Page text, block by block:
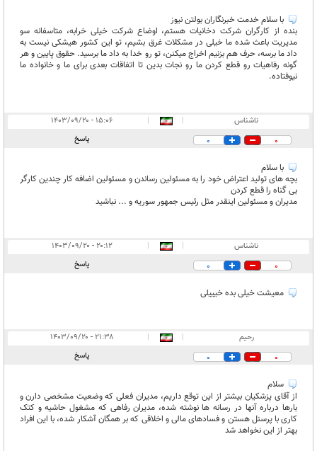
با سلام خدمت خبرنگاران بولتن نیوز
بنده از کارگران شرکت دخانیات هستم، اوضاع شرکت خیلی خرابه، متاسفانه سو
مدیریت باعث شده ما خیلی در مشکلات غرق بشیم، تو این کشور هیشکی نیست به
داد ما برسه، حرف هم بزنیم اخراج میکنن، تو رو خدا به داد ما برسید. حقوق پایین و هر
گونه رفاهیات رو قطع کردن ما رو نجات بدین تا اتفاقات بعدی برای ما و خانواده ما
نیوفتاده.
ناشناس |
|
۱۵:۰۶ - ۱۴۰۳/۰۹/۲۰
0
0 پاسخ
با سلام
بچه های تولید اعتراض خود را به مسئولین رساندن و مسئولین اضافه کار چندین کارگر
بی گناه را قطع کردن
مدیران و مسئولین اینقدر مثل رئیس جمهور سوریه و ... نباشید
ناشناس |
|
۲۰:۱۲ - ۱۴۰۳/۰۹/۲۰
0
0 پاسخ
معیشت خیلی بده خیییلی
رحیم |
|
۲۱:۳۸ - ۱۴۰۳/۰۹/۲۰
0
0 پاسخ
سلام
از آقای پزشکیان بیشتر از این توقع داریم، مدیران فعلی که وضعیت مشخصی دارن و
بارها درباره آنها در رسانه ها نوشته شده، مدیران رفاهی که مشغول حاشیه و کتک
کاری با پرسنل هستن و فسادهای مالی و اخلاقی که بر همگان آشکار شده، با این افراد
بهتر از این نخواهد شد